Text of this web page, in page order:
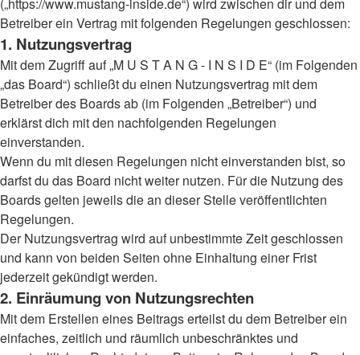
Betreiber ein Vertrag mit folgenden Regelungen geschlossen:
1. Nutzungsvertrag
Mit dem Zugriff auf „M U S T A N G - I N S I D E“ (im Folgenden
„das Board“) schließt du einen Nutzungsvertrag mit dem
Betreiber des Boards ab (im Folgenden „Betreiber“) und
erklärst dich mit den nachfolgenden Regelungen
einverstanden.
Wenn du mit diesen Regelungen nicht einverstanden bist, so
darfst du das Board nicht weiter nutzen. Für die Nutzung des
Boards gelten jeweils die an dieser Stelle veröffentlichten
Regelungen.
Der Nutzungsvertrag wird auf unbestimmte Zeit geschlossen
und kann von beiden Seiten ohne Einhaltung einer Frist
jederzeit gekündigt werden.
2. Einräumung von Nutzungsrechten
Mit dem Erstellen eines Beitrags erteilst du dem Betreiber ein
einfaches, zeitlich und räumlich unbeschränktes und